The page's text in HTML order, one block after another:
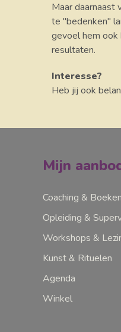
Maar daarnaast
te "bedenken"
gevoel hem ook
resultaten.
Interesse?
Heb jij ook
Mijn
Coaching & Boeken
Opleiding &
Workshops &
Kunst & Rituelen
Agenda
Winkel